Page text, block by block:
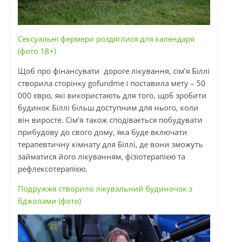
Сексуальні фермери роздяглися для календаря
(фото 18+)
Щоб про фінансувати дороге лікування, сім’я Біллі
створила сторінку gofundme і поставила мету – 50
000 євро, які використають для того, щоб зробити
будинок Біллі більш доступним для нього, коли
він виросте. Сім’я також сподівається побудувати
прибудову до свого дому, яка буде включати
терапевтичну кімнату для Біллі, де вони зможуть
займатися його лікуванням, фізіотерапією та
рефлексотерапією.
Подружжя створило лікувальний будиночок з
бджолами (фото)